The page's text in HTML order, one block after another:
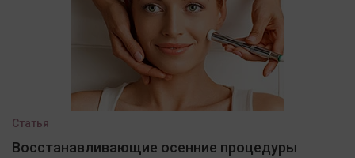
Статья
Восстанавливающие осенние процедуры